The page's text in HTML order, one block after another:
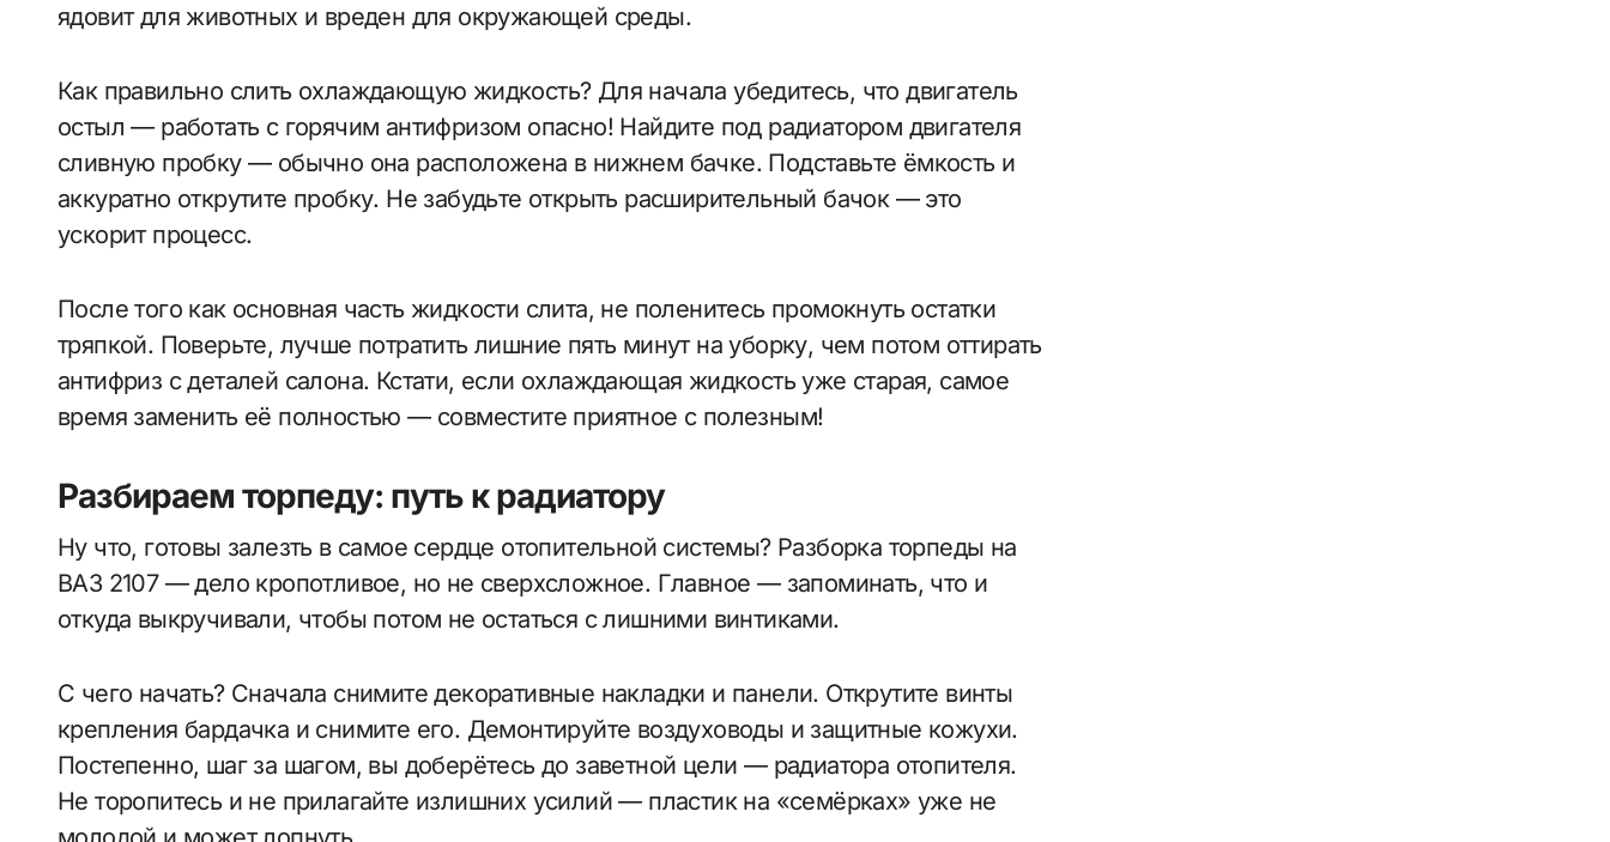
ядовит для животных и вреден для окружающей среды.
Как правильно слить охлаждающую жидкость? Для начала убедитесь, что двигатель
остыл — работать с горячим антифризом опасно! Найдите под радиатором двигателя
сливную пробку — обычно она расположена в нижнем бачке. Подставьте ёмкость и
аккуратно открутите пробку. Не забудьте открыть расширительный бачок — это
ускорит процесс.
После того как основная часть жидкости слита, не поленитесь промокнуть остатки
тряпкой. Поверьте, лучше потратить лишние пять минут на уборку, чем потом оттирать
антифриз с деталей салона. Кстати, если охлаждающая жидкость уже старая, самое
время заменить её полностью — совместите приятное с полезным!
Разбираем торпеду: путь к радиатору
Ну что, готовы залезть в самое сердце отопительной системы? Разборка торпеды на
ВАЗ 2107 — дело кропотливое, но не сверхсложное. Главное — запоминать, что и
откуда выкручивали, чтобы потом не остаться с лишними винтиками.
С чего начать? Сначала снимите декоративные накладки и панели. Открутите винты
крепления бардачка и снимите его. Демонтируйте воздуховоды и защитные кожухи.
Постепенно, шаг за шагом, вы доберётесь до заветной цели — радиатора отопителя.
Не торопитесь и не прилагайте излишних усилий — пластик на «семёрках» уже не